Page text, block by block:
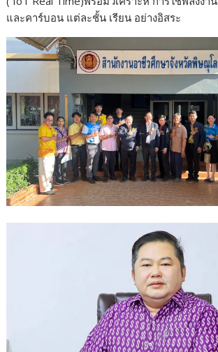
และคาร์บอน แต่ละชั้น เรียน อย่างอิสระ